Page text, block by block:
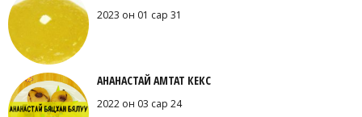
2023 он 01 сар 31
АНАНАСТАЙ АМТАТ КЕКС
2022 он 03 сар 24